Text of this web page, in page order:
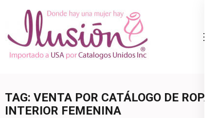
content
(Press
Ropa Interior
800.825.9452
TAG: VENTA POR CATÁLOGO DE ROPA
INTERIOR FEMENINA